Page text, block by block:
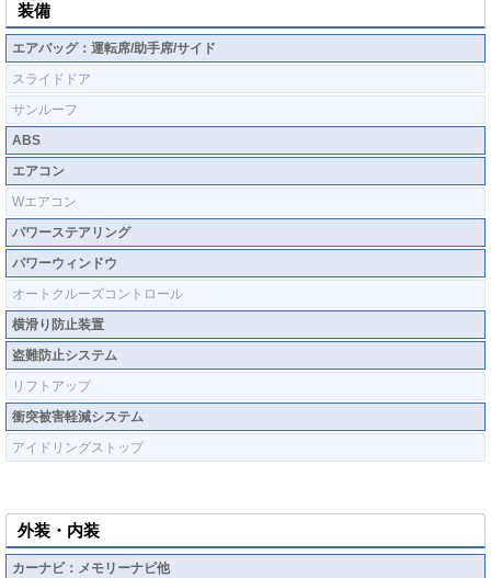
装備
エアバッグ：運転席/助手席/サイド
スライドドア
サンルーフ
ABS
エアコン
Wエアコン
パワーステアリング
パワーウィンドウ
オートクルーズコントロール
横滑り防止装置
盗難防止システム
リフトアップ
衝突被害軽減システム
アイドリングストップ
外装・内装
カーナビ：メモリーナビ他